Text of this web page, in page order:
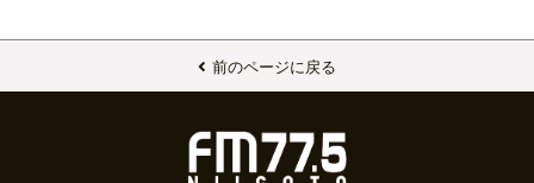
前のページに戻る